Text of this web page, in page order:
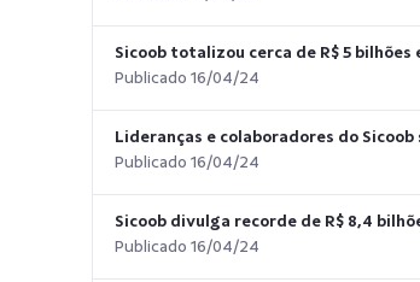
Sicoob totalizou cerca de R$ 5
Publicado 16/04/24
Lideranças e colaboradores do
Publicado 16/04/24
Sicoob divulga recorde de R$ 8,4
Publicado 16/04/24